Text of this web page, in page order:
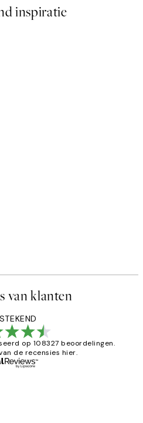
inspiratie
van klanten
op 108327 beoordelingen.
de recensies hier.